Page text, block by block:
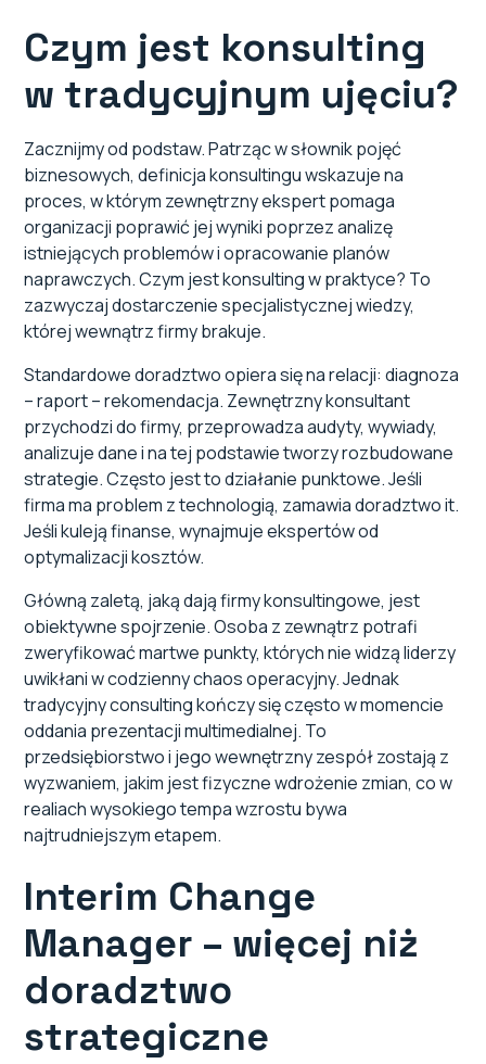
Czym jest konsulting
w tradycyjnym ujęciu?
Zacznijmy od podstaw. Patrząc w słownik pojęć
biznesowych, definicja konsultingu wskazuje na
proces, w którym zewnętrzny ekspert pomaga
organizacji poprawić jej wyniki poprzez analizę
istniejących problemów i opracowanie planów
naprawczych. Czym jest konsulting w praktyce? To
zazwyczaj dostarczenie specjalistycznej wiedzy,
której wewnątrz firmy brakuje.
Standardowe doradztwo opiera się na relacji: diagnoza
– raport – rekomendacja. Zewnętrzny konsultant
przychodzi do firmy, przeprowadza audyty, wywiady,
analizuje dane i na tej podstawie tworzy rozbudowane
strategie. Często jest to działanie punktowe. Jeśli
firma ma problem z technologią, zamawia doradztwo it.
Jeśli kuleją finanse, wynajmuje ekspertów od
optymalizacji kosztów.
Główną zaletą, jaką dają firmy konsultingowe, jest
obiektywne spojrzenie. Osoba z zewnątrz potrafi
zweryfikować martwe punkty, których nie widzą liderzy
uwikłani w codzienny chaos operacyjny. Jednak
tradycyjny consulting kończy się często w momencie
oddania prezentacji multimedialnej. To
przedsiębiorstwo i jego wewnętrzny zespół zostają z
wyzwaniem, jakim jest fizyczne wdrożenie zmian, co w
realiach wysokiego tempa wzrostu bywa
najtrudniejszym etapem.
Interim Change
Manager – więcej niż
doradztwo
strategiczne